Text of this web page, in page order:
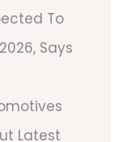
To
Says
Latest